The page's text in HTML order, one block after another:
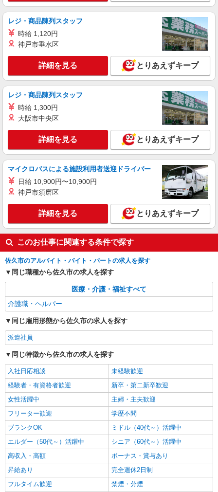
キープ 詳細を見る
派遣社員
株式会社kotrio /●MT-H-2069321
佐久市＊幅広い世代が活動中！サ高住のサポー
トSTAFF
時給1500円〜2150円 ＜日払い有/週払い有/交
通費全支給(ガソリン代含む)＞
詳細を見る
株式会社kotrio /●MT-H-2006288
佐久市＊グループホームSTAFF＊生活のサポ
ート業務を担当
時給1500円〜2125円 ＜日払い有/週払い有/交
佐久市内
キープ 詳細を見る
レジ・商品陳列スタッフ
時給 1,120円
神戸市垂水区
詳細を見る とりあえずキープ
レジ・商品陳列スタッフ
時給 1,300円
大阪市中央区
詳細を見る とりあえずキープ
マイクロバスによる施設利用者送迎ドライバー
日給 10,900円〜10,900円
神戸市須磨区
詳細を見る とりあえずキープ
このお仕事に関連する条件で探す
佐久市のアルバイト・バイト・パートの求人を探す
同じ職種から佐久市の求人を探す
医療・介護・福祉すべて
介護職・ヘルパー
同じ雇用形態から佐久市の求人を探す
派遣社員
同じ特徴から佐久市の求人を探す
入社日応相談
未経験歓迎
経験者・有資格者歓迎
新卒・第二新卒歓迎
女性活躍中
主婦・主夫歓迎
フリーター歓迎
学歴不問
ブランクOK
ミドル（40代～）活躍中
エルダー（50代～）活躍中
シニア（60代～）活躍中
高収入・高額
ボーナス・賞与あり
昇給あり
完全週休2日制
フルタイム歓迎
禁煙・分煙